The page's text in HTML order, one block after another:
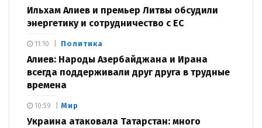
Ильхам Алиев и премьер Литвы обсудили
энергетику и сотрудничество с ЕС
Политика
Алиев: Народы Азербайджана и Ирана
всегда поддерживали друг друга в трудные
времена
11:10
Мир
Украина атаковала Татарстан: много
10:59